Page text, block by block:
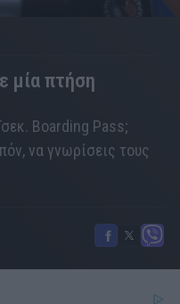
μία πτήση
Boarding Pass;
να γνωρίσεις τους